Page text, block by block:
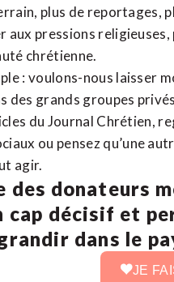
plus de reportages,
aux pressions
chrétienne.
: voulons-nous laisser
des grands groupes
du Journal Chrétien,
ou pensez qu’une
agir.
des donateurs
cap décisif et
dans le
JE